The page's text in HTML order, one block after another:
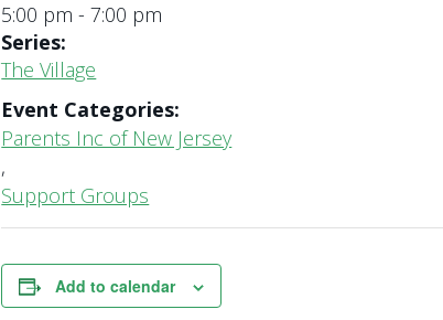
5:00 pm - 7:00 pm
Series:
The Village
Event Categories:
Parents Inc of New Jersey
,
Support Groups
Add to calendar